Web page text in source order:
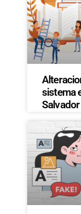
sistema
Salvador